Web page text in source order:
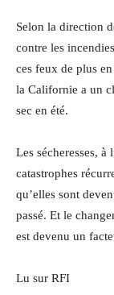
Selon la direction
contre les
ces feux de plus
la Californie a un
sec en été.
Les sécheresses,
catastrophes
qu’elles sont
passé. Et le
est devenu un
Lu sur RFI